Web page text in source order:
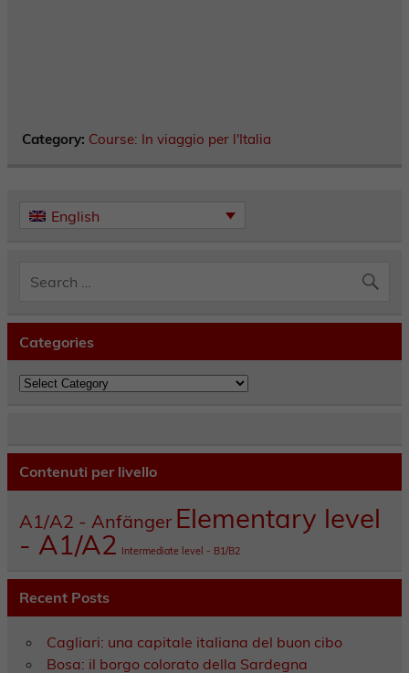
Category: Course: In viaggio per l'Italia
English
Categories
Categories
Contenuti per livello
A1/A2 - Anfänger Elementary level
- A1/A2 Intermediate level - B1/B2
Recent Posts
Cagliari: una capitale italiana del buon cibo
Bosa: il borgo colorato della Sardegna